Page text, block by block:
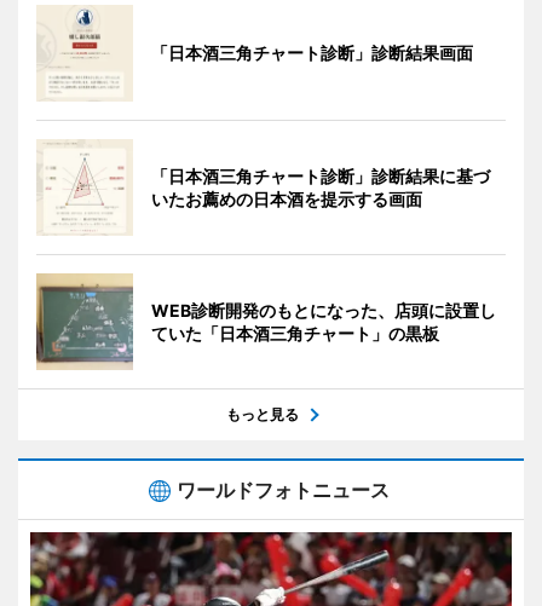
「日本酒三角チャート診断」診断結果画面
「日本酒三角チャート診断」診断結果に基づ
いたお薦めの日本酒を提示する画面
WEB診断開発のもとになった、店頭に設置し
ていた「日本酒三角チャート」の黒板
もっと見る
ワールドフォトニュース